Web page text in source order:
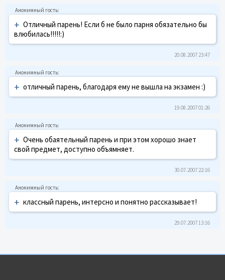
+ Отличный парень! Если б не было парня обязательно бы
влюбилась!!!!!:)
20.08.2007 23:47
+ отличный парень, благодаря ему не вышла на экзамен :)
19.08.2007 01:26
+ Очень обаятельный парень и при этом хорошо знает
свой предмет, доступно объямняет.
30.07.2007 22:16
+ классный парень, интерсно и понятно рассказывает!
29.07.2007 13:16